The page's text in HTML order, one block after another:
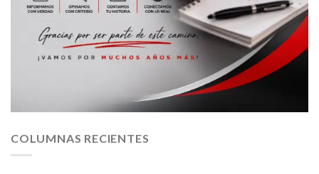
COLUMNAS RECIENTES